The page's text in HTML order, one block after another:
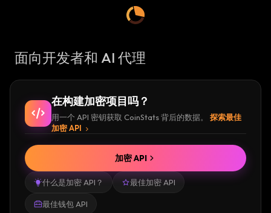
面向开发者和 AI 代理
在构建加密项目吗？
用一个 API 密钥获取 CoinStats 背后的数据。
探索最佳
加密 API
什么是加密 API？ 最佳加密 API
最佳钱包 API
加密 API